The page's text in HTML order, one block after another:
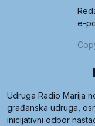
e-
Udruga Radio Marija
građanska udruga,
inicijativni odbor